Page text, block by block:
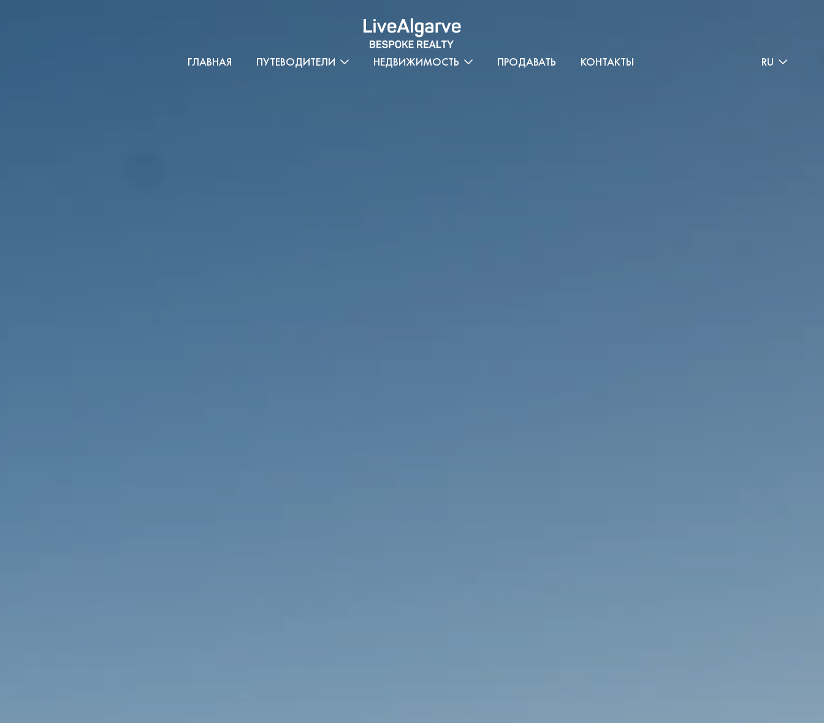
ГЛАВНАЯ ПУТЕВОДИТЕЛИ НЕДВИЖИМОСТЬ ПРОДАВАТЬ КОНТАКТЫ RU